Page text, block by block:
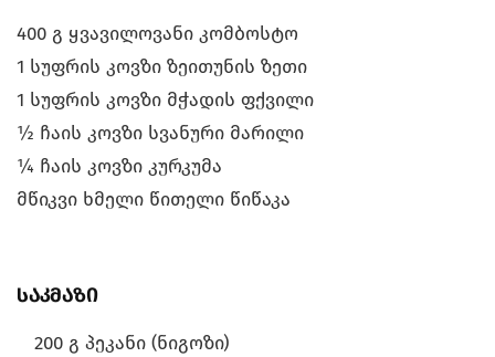
400 გ ყვავილოვანი კომბოსტო
1 სუფრის კოვზი ზეითუნის ზეთი
1 სუფრის კოვზი მჭადის ფქვილი
½ ჩაის კოვზი სვანური მარილი
¼ ჩაის კოვზი კურკუმა
მწიკვი ხმელი წითელი წიწაკა
საკმაზი
200 გ პეკანი (ნიგოზი)